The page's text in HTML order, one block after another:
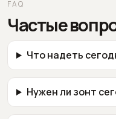
FAQ
Частые
Что надеть
Нужен ли зонт